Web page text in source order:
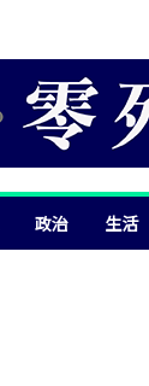
政治 生活